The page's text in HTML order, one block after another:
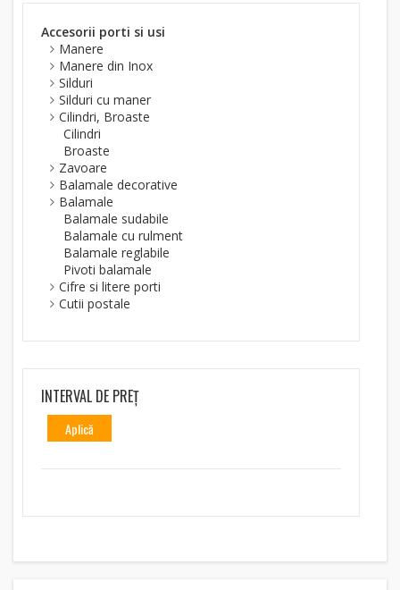
Accesorii porti si usi
Manere
Manere din Inox
Silduri
Silduri cu maner
Cilindri, Broaste
Cilindri
Broaste
Zavoare
Balamale decorative
Balamale
Balamale sudabile
Balamale cu rulment
Balamale reglabile
Pivoti balamale
Cifre si litere porti
Cutii postale
INTERVAL DE PREȚ
Aplică